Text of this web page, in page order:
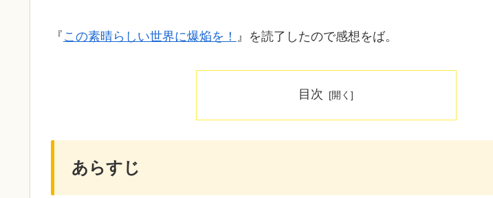
『 この素晴らしい世界に爆焔を！ 』を読了したので感想をば。
目次
あらすじ